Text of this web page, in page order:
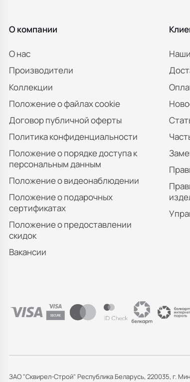
О компании
О нас
Производители
Коллекции
Положение о файлах cookie
Договор публичной оферты
Политика конфиденциальности
Положение о порядке доступа к
персональным данным
Положение о видеонаблюдении
Положение о подарочных
сертификатах
Положение о предоставлении
скидок
Вакансии
ЗАО "Сквирел-Строй" Республика Беларусь, 220035, г.